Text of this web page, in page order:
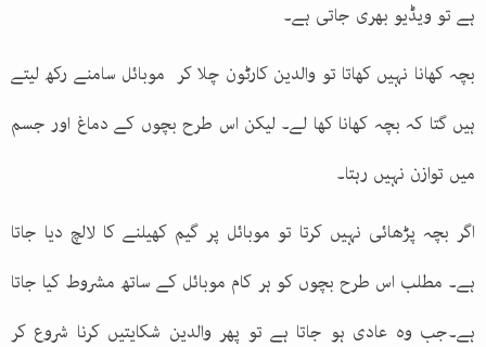
ہے تو ویڈیو بھری جاتی ہے۔
بچہ کھانا نہیں کھاتا تو والدین کارٹون چلا کر موبائل سامنے رکھ لیتے
ہیں گتا کہ بچہ کھانا کھا لے۔ لیکن اس طرح بچوں کے دماغ اور جسم
میں توازن نہیں رہتا۔
اگر بچہ پڑھائی نہیں کرتا تو موبائل پر گیم کھیلنے کا لالچ دیا جاتا
ہے۔ مطلب اس طرح بچوں کو ہر کام موبائل کے ساتھ مشروط کیا جاتا
ہے۔جب وہ عادی ہو جاتا ہے تو پھر والدین شکایتیں کرنا شروع کر